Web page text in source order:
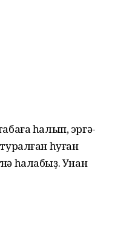
һалып, эргә-
һуған
һалабыҙ. Унан